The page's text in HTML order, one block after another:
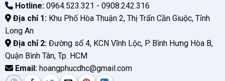
Hotline:0964.523.321 - 0908.242.316
Địa chỉ 1:Khu Phố Hòa Thuận 2, Thị Trấn Cần Giuộc, Tỉnh
Long An
Địa chỉ 2:Đường số 4, KCN Vĩnh Lộc, P. Bình Hưng Hòa B,
Quận Bình Tân, Tp. HCM
Email:hoangphucdhc@gmail.com